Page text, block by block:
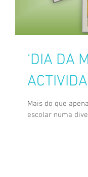
‘DIA DA
Mais do que
escolar numa